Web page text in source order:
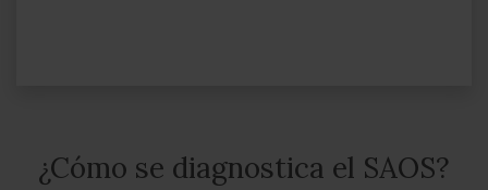
¿Cómo se diagnostica el SAOS?